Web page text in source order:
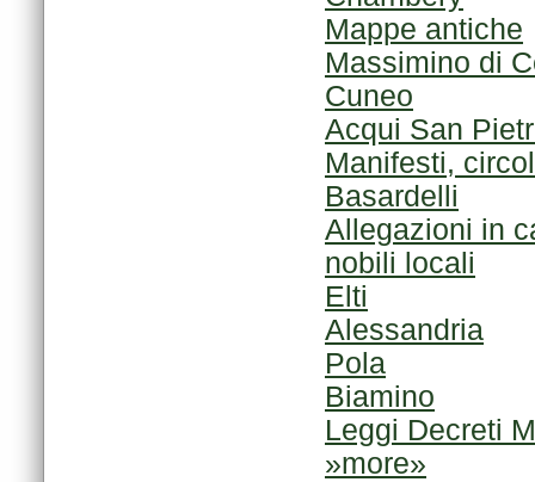
Mappe antiche
Massimino di
Cuneo
Acqui San
Manifesti,
Basardelli
nobili locali
Elti
Alessandria
Pola
Biamino
Leggi Decreti
»more»